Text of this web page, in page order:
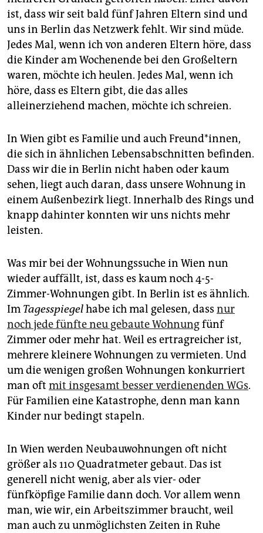
ist, dass wir seit bald fünf Jahren Eltern sind und
uns in Berlin das Netzwerk fehlt. Wir sind müde.
Jedes Mal, wenn ich von anderen Eltern höre, dass
die Kinder am Wochenende bei den Großeltern
waren, möchte ich heulen. Jedes Mal, wenn ich
höre, dass es Eltern gibt, die das alles
alleinerziehend machen, möchte ich schreien.
In Wien gibt es Familie und auch Freund*innen,
die sich in ähnlichen Lebensabschnitten befinden.
Dass wir die in Berlin nicht haben oder kaum
sehen, liegt auch daran, dass unsere Wohnung in
einem Außenbezirk liegt. Innerhalb des Rings und
knapp dahinter konnten wir uns nichts mehr
leisten.
Was mir bei der Wohnungssuche in Wien nun
wieder auffällt, ist, dass es kaum noch 4-5-
Zimmer-Wohnungen gibt. In Berlin ist es ähnlich.
Im Tagesspiegelhabe ich mal gelesen, dass nur
noch jede fünfte neu gebaute Wohnungfünf
Zimmer oder mehr hat. Weil es ertragreicher ist,
mehrere kleinere Wohnungen zu vermieten. Und
um die wenigen großen Wohnungen konkurriert
man oft mit insgesamt besser verdienenden WGs.
Für Familien eine Katastrophe, denn man kann
Kinder nur bedingt stapeln.
In Wien werden Neubauwohnungen oft nicht
größer als 110 Quadratmeter gebaut. Das ist
generell nicht wenig, aber als vier- oder
fünfköpfige Familie dann doch. Vor allem wenn
man, wie wir, ein Arbeitszimmer braucht, weil
man auch zu unmöglichsten Zeiten in Ruhe